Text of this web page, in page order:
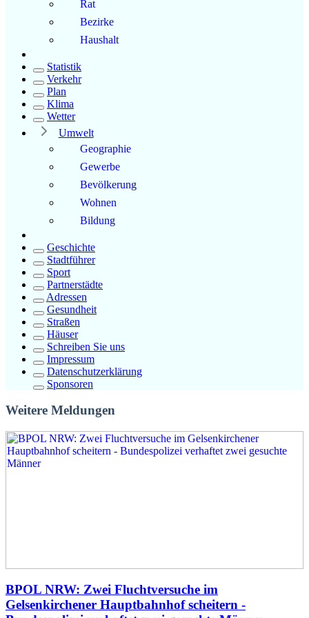
Rat
Bezirke
Haushalt
Statistik
Verkehr
Plan
Klima
Wetter
Umwelt
Geographie
Gewerbe
Bevölkerung
Wohnen
Bildung
Geschichte
Stadtführer
Sport
Partnerstädte
Adressen
Gesundheit
Straßen
Häuser
Schreiben Sie uns
Impressum
Datenschutzerklärung
Sponsoren
Weitere Meldungen
BPOL NRW: Zwei Fluchtversuche im
Gelsenkirchener Hauptbahnhof scheitern -